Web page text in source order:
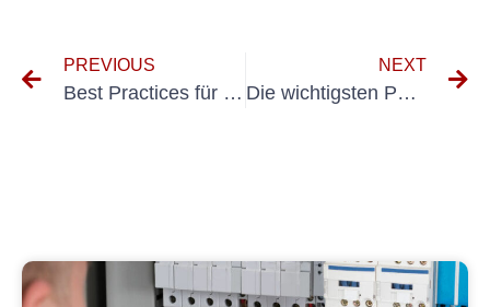
PREVIOUS
Best Practices für die Durchführung von Inspektionen an mobilen Geräten
NEXT
Die wichtigsten Punkte der UVV für PKW – Was Autofahrer beachten sollten